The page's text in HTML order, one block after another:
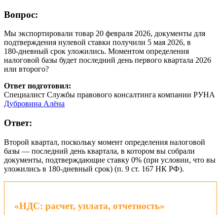
Вопрос:
Мы экспортировали товар 20 февраля 2026, документы для
подтверждения нулевой ставки получили 5 мая 2026, в
180‑дневный срок уложились. Моментом определения
налоговой базы будет последний день первого квартала 2026
или второго?
Ответ подготовил:
Специалист Службы правового консалтинга компании РУНА
Дубровина Алёна
Ответ:
Второй квартал, поскольку момент определения налоговой
базы — последний день квартала, в котором вы собрали
документы, подтверждающие ставку 0% (при условии, что вы
уложились в 180-дневный срок) (п. 9 ст. 167 НК РФ).
«НДС: расчет, уплата, отчетность»